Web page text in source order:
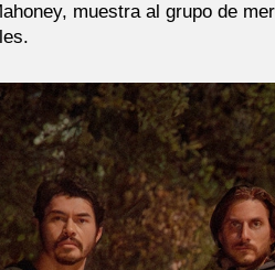
muestra al grupo de